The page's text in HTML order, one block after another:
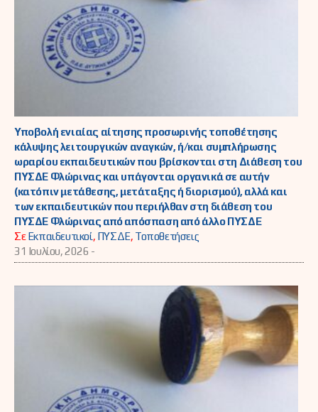
Υποβολή ενιαίας αίτησης προσωρινής τοποθέτησης
κάλυψης λειτουργικών αναγκών, ή/και συμπλήρωσης
ωραρίου εκπαιδευτικών που βρίσκονται στη Διάθεση του
ΠΥΣΔΕ Φλώρινας και υπάγονται οργανικά σε αυτήν
(κατόπιν μετάθεσης, μετάταξης ή διορισμού), αλλά και
των εκπαιδευτικών που περιήλθαν στη διάθεση του
ΠΥΣΔΕ Φλώρινας από απόσπαση από άλλο ΠΥΣΔΕ
ΣεΕκπαιδευτικοί, ΠΥΣΔΕ, Τοποθετήσεις
31 Ιουλίου, 2026 -